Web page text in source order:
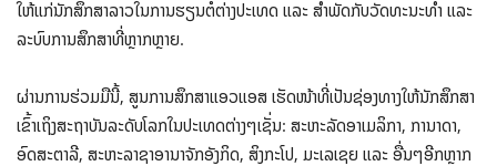
ໃຫ້ແກ່ນັກສຶກສາລາວໃນການຮຽນຕໍ່ຕ່າງປະເທດ ແລະ ສຳພັດກັບວັດທະນະທຳ ແລະ
ລະບົບການສຶກສາທີ່ຫຼາກຫຼາຍ.
ຜ່ານການຮ່ວມມືນີ້, ສູນການສຶກສາແອວແອສ ເຮັດໜ້າທີ່ເປັນຊ່ອງທາງໃຫ້ນັກສຶກສາ
ເຂົ້າເຖິງສະຖາບັນລະດັບໂລກໃນປະເທດຕ່າງໆເຊັ່ນ: ສະຫະລັດອາເມລິກາ, ການາດາ,
ອົດສະຕາລີ, ສະຫະລາຊາອານາຈັກອັງກິດ, ສິງກະໂປ, ມະເລເຊຍ ແລະ ອື່ນໆອີກຫຼາກ